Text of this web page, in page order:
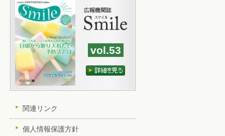
vol.53
関連リンク
個人情報保護方針